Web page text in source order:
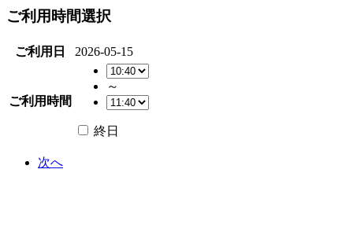
ご利用時間選択
ご利用日 2026-05-15
ご利用時間
～
終日
次へ